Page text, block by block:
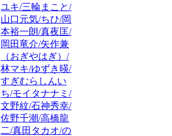
ユキ/三輪まこと/
山口元気/ちひ/岡
本裕一朗/真夜匡/
岡田竜介/矢作兼
（おぎやはぎ）/
林マキ/ゆずき暎/
すぎむらしんい
ち/モイタナナミ/
文野紋/石神秀幸/
佐野千潮/高橋龍
二/真田タカオ/の